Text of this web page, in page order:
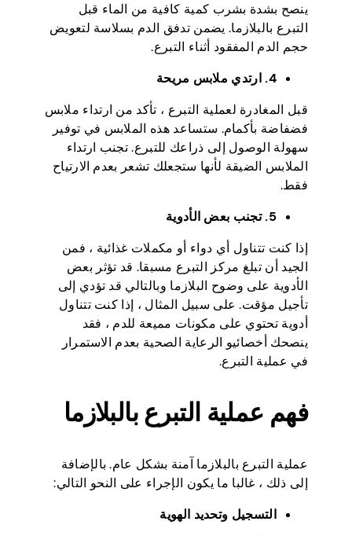
ينصح بشدة بشرب كمية كافية من الماء قبل
التبرع بالبلازما. يضمن تدفق الدم بسلاسة لتعويض
حجم الدم المفقود أثناء التبرع.
4. ارتدي ملابس مريحة
قبل المغادرة لعملية التبرع ، تأكد من ارتداء ملابس
فضفاضة بأكمام. ستساعد هذه الملابس في توفير
سهولة الوصول إلى ذراعك للتبرع. تجنب ارتداء
الملابس الضيقة لأنها ستجعلك تشعر بعدم الارتياح
فقط.
5. تجنب بعض الأدوية
إذا كنت تتناول أي دواء أو مكملات غذائية ، فمن
الجيد أن تبلغ مركز التبرع مسبقا. قد تؤثر بعض
الأدوية على وضوح البلازما وبالتالي قد تؤدي إلى
تأجيل مؤقت. على سبيل المثال ، إذا كنت تتناول
أدوية تحتوي على مكونات مميعة للدم ، فقد
ينصحك أخصائيو الرعاية الصحية بعدم الاستمرار
في عملية التبرع.
فهم عملية التبرع بالبلازما
عملية التبرع بالبلازما آمنة بشكل عام. بالإضافة
إلى ذلك ، غالبا ما يكون الإجراء على النحو التالي:
التسجيل وتحديد الهوية